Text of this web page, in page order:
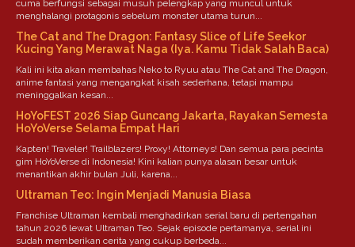
cuma berfungsi sebagai musuh pelengkap yang muncul untuk
menghalangi protagonis sebelum monster utama turun...
The Cat and The Dragon: Fantasy Slice of Life Seekor
Kucing Yang Merawat Naga (Iya. Kamu Tidak Salah Baca)
Kali ini kita akan membahas Neko to Ryuu atau The Cat and The Dragon,
anime fantasi yang mengangkat kisah sederhana, tetapi mampu
meninggalkan kesan...
HoYoFEST 2026 Siap Guncang Jakarta, Rayakan Semesta
HoYoVerse Selama Empat Hari
Kapten! Traveler! Trailblazers! Proxy! Attorneys! Dan semua para pecinta
gim HoYoVerse di Indonesia! Kini kalian punya alasan besar untuk
menantikan akhir bulan Juli, karena...
Ultraman Teo: Ingin Menjadi Manusia Biasa
Franchise Ultraman kembali menghadirkan serial baru di pertengahan
tahun 2026 lewat Ultraman Teo. Sejak episode pertamanya, serial ini
sudah memberikan cerita yang cukup berbeda...